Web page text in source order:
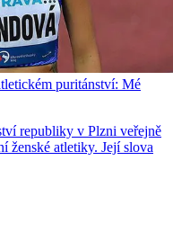
puritánství: Mé
republiky v Plzni veřejně
ženské atletiky. Její slova